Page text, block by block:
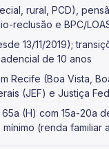
rural, PCD),
reclusão e BPC/
13/11/2019);
de 10 anos
Recife (Boa Vista,
(JEF) e Justiça
(H) com 15a-20a
(renda familiar